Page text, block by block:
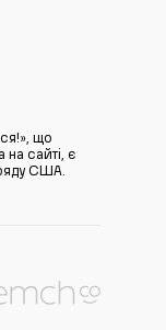
що
на сайті, є
США.